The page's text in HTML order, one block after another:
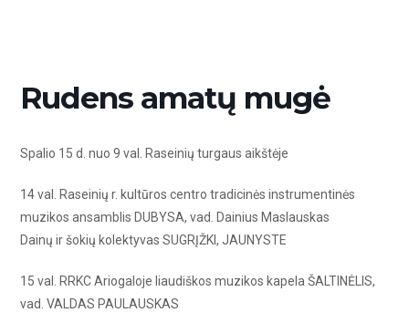
Rudens amatų mugė
Spalio 15 d. nuo 9 val. Raseinių turgaus aikštėje
14 val. Raseinių r. kultūros centro tradicinės instrumentinės
muzikos ansamblis DUBYSA, vad. Dainius Maslauskas
Dainų ir šokių kolektyvasSUGRĮŽKI, JAUNYSTE
15 val. RRKC Ariogaloje liaudiškos muzikos kapela ŠALTINĖLIS,
vad. VALDAS PAULAUSKAS